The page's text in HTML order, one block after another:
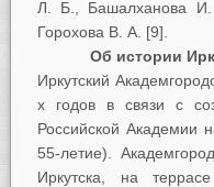
Л. Б., Башалханова
Горохова В. А. [9].
Об истории
Иркутский
х годов в связи с
Российской Академии
55-летие).
Иркутска, на